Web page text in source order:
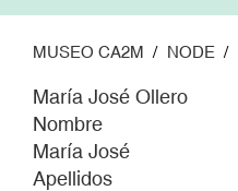
MUSEO CA2M NODE
María José Ollero
Nombre
María José
Apellidos